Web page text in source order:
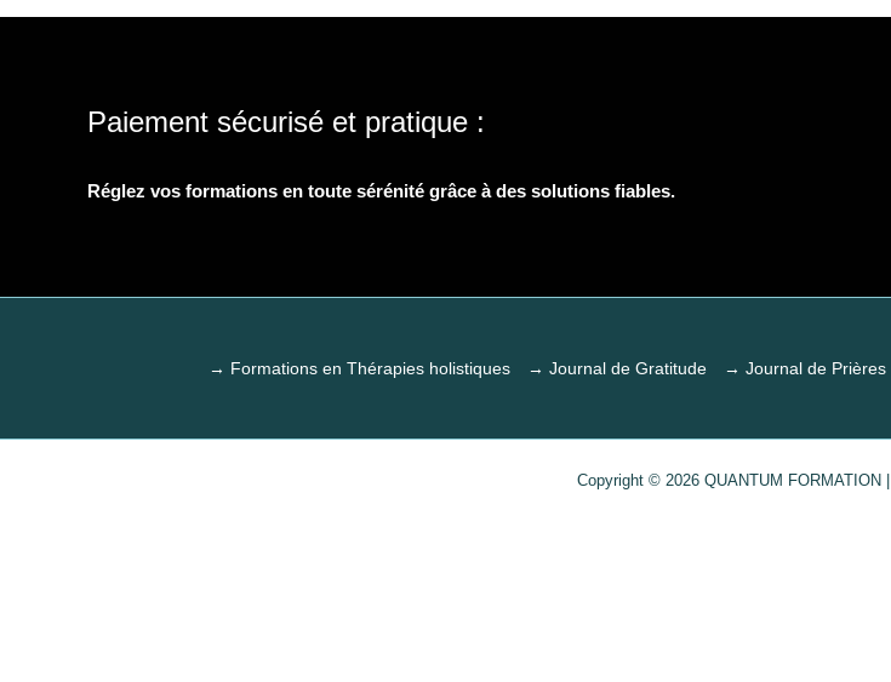
Paiement sécurisé et pratique :
Réglez vos formations en toute sérénité grâce à des solutions fiables.
→ Formations en Thérapies holistiques → Journal de Gratitude → Journal de Prières
Copyright © 2026 QUANTUM FORMATION |